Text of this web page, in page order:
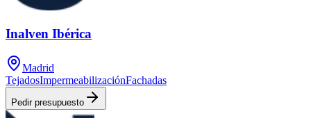
Inalven Ibérica
Madrid
TejadosImpermeabilizaciónFachadas
Pedir presupuesto